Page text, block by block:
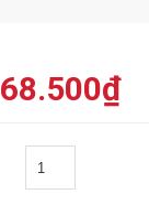
68.500₫